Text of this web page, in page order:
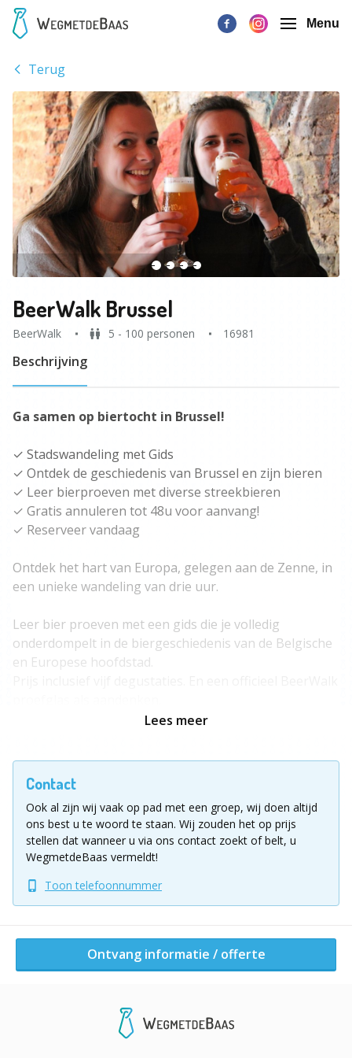
Menu
Terug
BeerWalk Brussel
BeerWalk 5 - 100 personen 16981
Beschrijving
Ga samen op biertocht in Brussel!
✓ Stadswandeling met Gids
✓ Ontdek de geschiedenis van Brussel en zijn bieren
✓ Leer bierproeven met diverse streekbieren
✓ Gratis annuleren tot 48u voor aanvang!
✓ Reserveer vandaag
Ontdek het hart van Europa, gelegen aan de Zenne, in
een unieke wandeling van drie uur.
Leer bier proeven met een gids die je volledig
onderdompelt in de biergeschiedenis van de Belgische
en Europese hoofdstad.
onderstaand aanvraagformulier in!
Ligging uitje
Anspachlaan, Brussel
Ontvang informatie / offerte
Lees meer
Contact
Ook al zijn wij vaak op pad met een groep, wij doen altijd
ons best u te woord te staan. Wij zouden het op prijs
stellen dat wanneer u via ons contact zoekt of belt, u
WegmetdeBaas vermeldt!
Toon telefoonnummer
Ontvang informatie / offerte